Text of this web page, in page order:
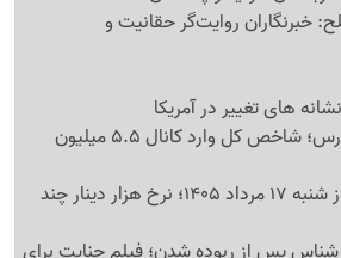
خبرنگاران روایت‌گر حقانیت و
های تغییر در آمریکا
رکوردشکنی تاریخی بورس؛ شاخص کل وارد کانال 5.5 میلیون
قیمت دینار عراق امروز شنبه 17 مرداد 1405؛ نرخ هزار دینار چند
پس از ربوده شدن؛ فیلم جنایت برای